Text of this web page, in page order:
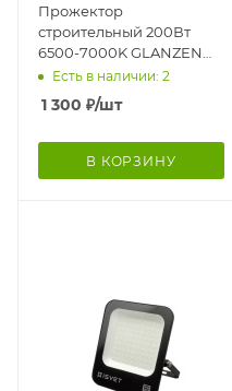
Прожектор
строительный 200Вт
6500-7000K GLANZEN
RPD-0001-200
Есть в наличии: 2
1 300 ₽/шт
В КОРЗИНУ